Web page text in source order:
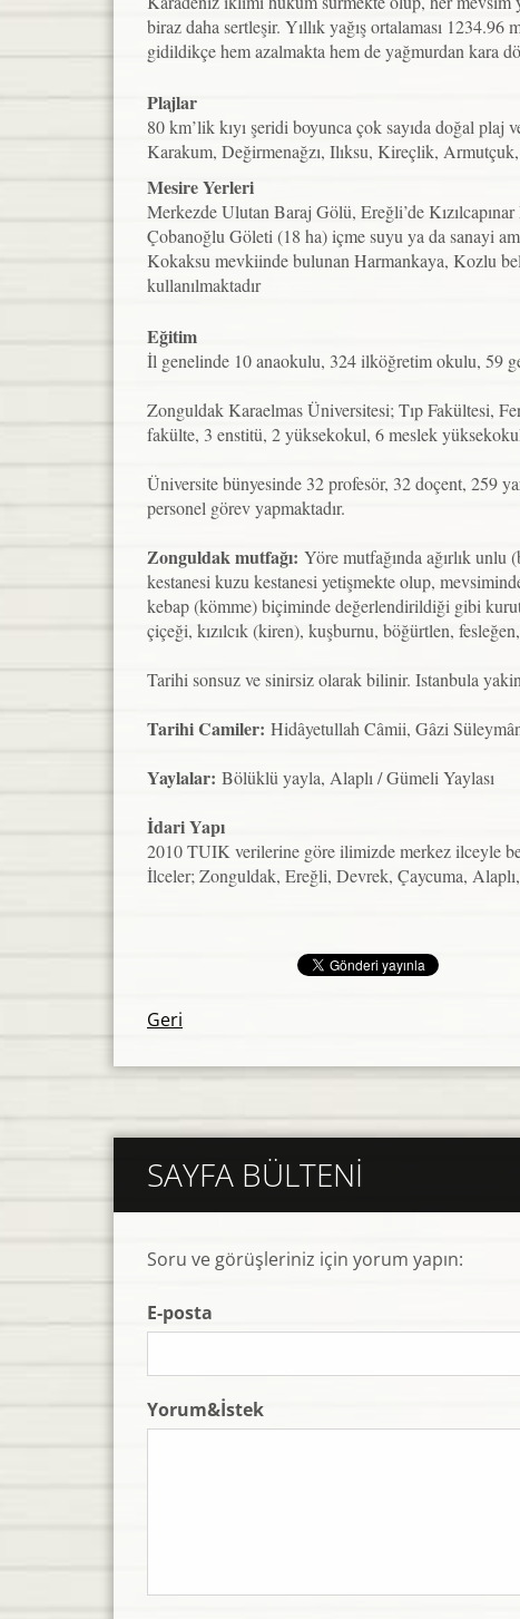
biraz daha sertleşir. Yıllık yağış ortalaması
gidildikçe hem azalmakta hem de yağmurdan kara
Plajlar
80 km’lik kıyı şeridi boyunca çok sayıda doğal
Karakum, Değirmenağzı, Ilıksu, Kireçlik,
Mesire Yerleri
Merkezde Ulutan Baraj Gölü, Ereğli’de
Çobanoğlu Göleti (18 ha) içme suyu ya da sanayi
Kokaksu mevkiinde bulunan Harmankaya, Kozlu
kullanılmaktadır
Eğitim
İl genelinde 10 anaokulu, 324 ilköğretim okulu, 59
Zonguldak Karaelmas Üniversitesi; Tıp Fakültesi,
fakülte, 3 enstitü, 2 yüksekokul, 6 meslek
Üniversite bünyesinde 32 profesör, 32 doçent, 259
personel görev yapmaktadır.
Zonguldak mutfağı: Yöre mutfağında ağırlık unlu
kestanesi kuzu kestanesi yetişmekte olup,
kebap (kömme) biçiminde değerlendirildiği gibi
çiçeği, kızılcık (kiren), kuşburnu, böğürtlen,
Tarihi sonsuz ve sinirsiz olarak bilinir. Istanbula
Tarihi Camiler: Hidâyetullah Câmii, Gâzi
Yaylalar: Bölüklü yayla, Alaplı / Gümeli Yaylası
İdari Yapı
2010 TUIK verilerine göre ilimizde merkez ilceyle
İlceler; Zonguldak, Ereğli, Devrek, Çaycuma,
Geri
SAYFA BÜLTENI
Soru ve görüşleriniz için yorum yapın:
E-posta
Yorum&İstek